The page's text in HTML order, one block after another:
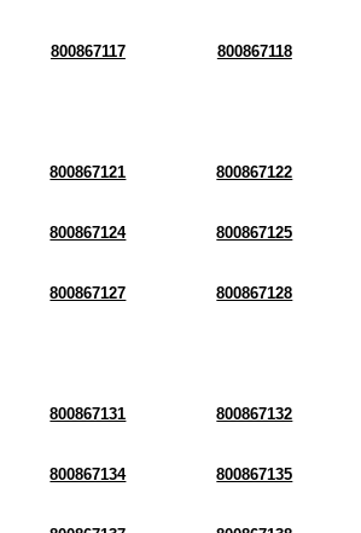
800867117 800867118
800867121 800867122
800867124 800867125
800867127 800867128
800867131 800867132
800867134 800867135